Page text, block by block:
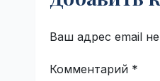
Ваш адрес email
Комментарий *